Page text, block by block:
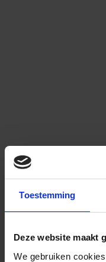
Toestemming
Deze website maakt
We gebruiken